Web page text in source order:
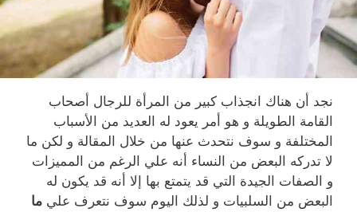
نجد أن هناك انجذاب كبير من المرأة للرجال أصحاب
القامة الطويلة و هو أمر يعود له العديد من الأسباب
المختلفة و سوف نتحدث عنها من خلال المقالة و لكن ما
لا تدركه البعض من النساء أنه علي الرغم من المميزات
و الصفات الجيدة التي قد يتمتع بها إلا أنه قد يكون له
البعض من السلبيات و لذلك اليوم سوف نتعرف علي ما